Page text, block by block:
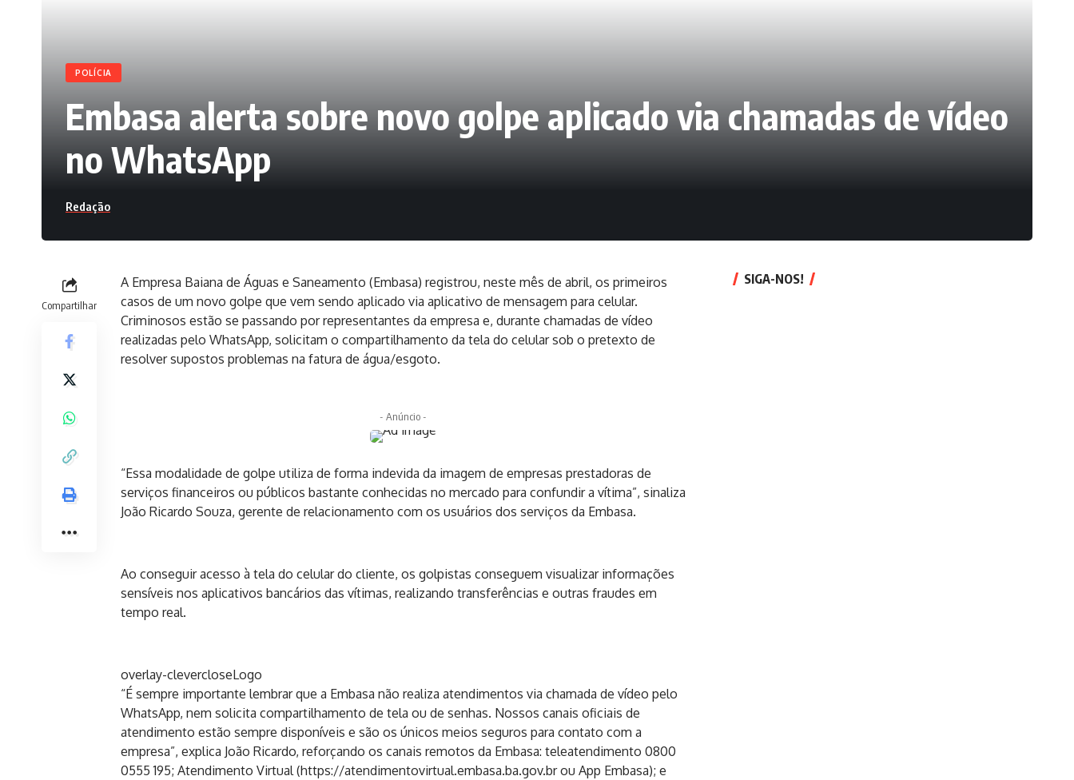
POLÍCIA
Embasa alerta sobre novo golpe aplicado via chamadas de vídeo
no WhatsApp
Redação
Compartilhar
A Empresa Baiana de Águas e Saneamento (Embasa) registrou, neste mês de abril, os primeiros
casos de um novo golpe que vem sendo aplicado via aplicativo de mensagem para celular.
Criminosos estão se passando por representantes da empresa e, durante chamadas de vídeo
realizadas pelo WhatsApp, solicitam o compartilhamento da tela do celular sob o pretexto de
resolver supostos problemas na fatura de água/esgoto.
- Anúncio -
“Essa modalidade de golpe utiliza de forma indevida da imagem de empresas prestadoras de
serviços financeiros ou públicos bastante conhecidas no mercado para confundir a vítima”, sinaliza
João Ricardo Souza, gerente de relacionamento com os usuários dos serviços da Embasa.
Ao conseguir acesso à tela do celular do cliente, os golpistas conseguem visualizar informações
sensíveis nos aplicativos bancários das vítimas, realizando transferências e outras fraudes em
tempo real.
overlay-clevercloseLogo
“É sempre importante lembrar que a Embasa não realiza atendimentos via chamada de vídeo pelo
WhatsApp, nem solicita compartilhamento de tela ou de senhas. Nossos canais oficiais de
atendimento estão sempre disponíveis e são os únicos meios seguros para contato com a
empresa”, explica João Ricardo, reforçando os canais remotos da Embasa: teleatendimento 0800
0555 195; Atendimento Virtual (https://atendimentovirtual.embasa.ba.gov.br ou App Embasa); e
SIGA-NOS!